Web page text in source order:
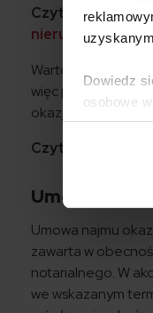
Dowiedz
osobowe
Czytaj także:
nieruchomości
Warto pamiętać,
więc przywilejem
okazjonalnego
Czytaj także:
Umowa
Umowa najmu
zawarta w
notarialnego. W
we wskazanym